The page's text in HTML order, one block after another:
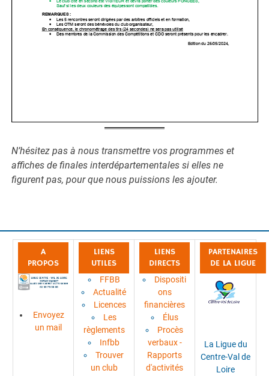
N’hésitez pas à nous transmettre vos programmes et
affiches de finales interdépartementales si elles ne
figurent pas, pour que nous puissions les ajouter.
A
PROPOS
Envoyez
un mail
LIENS
UTILES
FFBB
Actualité
Licences
Les
règlements
Infbb
Trouver
un club
LIENS
DIRECTS
Dispositi
ons
financières
Élus
Procès
verbaux -
Rapports
d'activités
PARTENAIRES
DE LA LIGUE
La Ligue du
Centre-Val de
Loire